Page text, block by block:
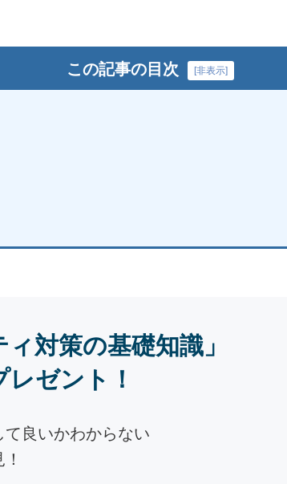
この記事の目次 [非表示]
対策の基礎知識」
ゼント！
良いかわからない